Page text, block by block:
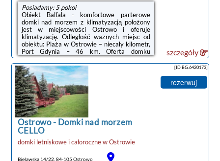
Posiadamy: 5 pokoi
Obiekt Balfala - komfortowe parterowe
domki nad morzem z klimatyzacją położony
jest w miejscowości Ostrowo i oferuje
klimatyzację. Odległość ważnych miejsc od
obiektu: Plaża w Ostrowie – niecały kilometr,
Port Gdynia – 46 km. Oferta domku
letniskowego obejmuje ogród, sprzęt do
grillowania, bezpłatne Wi-Fi oraz bezpłatny
prywatny parking.W domku letniskowym
zapewniono taras, kilka sypialni (2), salon z
telewizorem z płaskim ekranem, aneks
kuchenny ze standardowym wyposażeniem,
takim jak lodówka i mikrofalówka, a także
łazienkę (1) z prysznicem. Goście mogą
podziwiać ...
szczegóły
Ostrowo- Domki nad morzem
CELLO
domki letniskowe i całorocznewOstrowie
Bielawska 14/22, 84-105 Ostrowo
[ID BG.6420173]
rezerwuj